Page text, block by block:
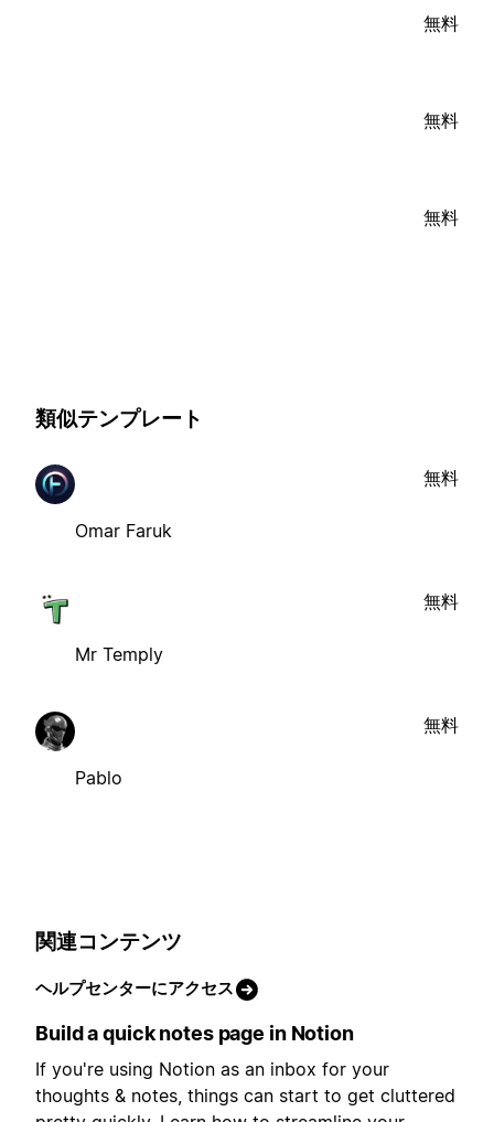
無料
無料
無料
類似テンプレート
Omar Faruk
無料
Mr Temply
無料
Pablo
無料
関連コンテンツ
ヘルプセンターにアクセス
Build a quick notes page in Notion
If you're using Notion as an inbox for your
thoughts & notes, things can start to get cluttered